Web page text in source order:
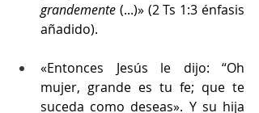
grandemente (...)» (2 Ts 1:3 énfasis
añadido).
«Entonces Jesús le dijo: “Oh
mujer, grande es tu fe; que te
suceda como deseas». Y su hija